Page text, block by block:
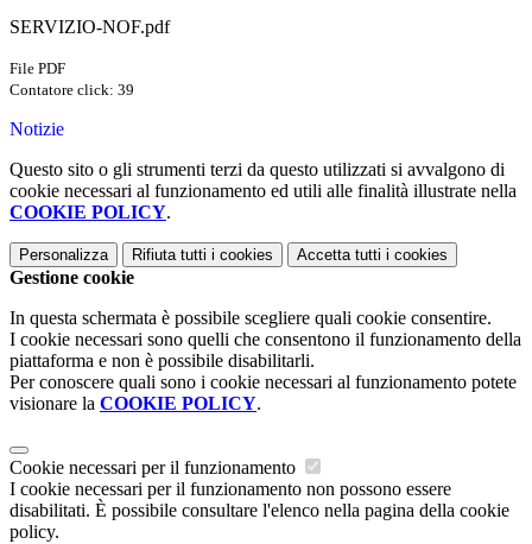
SERVIZIO-NOF.pdf
File PDF
Contatore click: 39
Notizie
Questo sito o gli strumenti terzi da questo utilizzati si avvalgono di
cookie necessari al funzionamento ed utili alle finalità illustrate nella
COOKIE POLICY.
Personalizza Rifiuta tutti i cookies Accetta tutti i cookies
Gestione cookie
In questa schermata è possibile scegliere quali cookie consentire.
I cookie necessari sono quelli che consentono il funzionamento della
piattaforma e non è possibile disabilitarli.
Per conoscere quali sono i cookie necessari al funzionamento potete
visionare la COOKIE POLICY.
Cookie necessari per il funzionamento
I cookie necessari per il funzionamento non possono essere
disabilitati. È possibile consultare l'elenco nella pagina della cookie
policy.